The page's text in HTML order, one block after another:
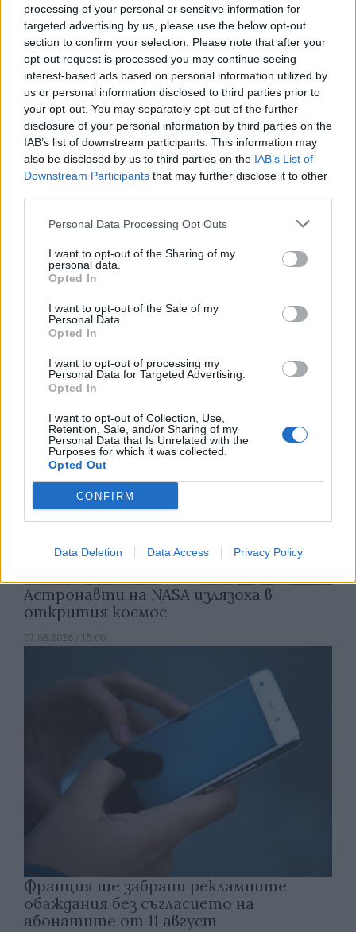
processing of your personal or sensitive information for
targeted advertising by us, please use the below opt-out
section to confirm your selection. Please note that after your
opt-out request is processed you may continue seeing
interest-based ads based on personal information utilized by
us or personal information disclosed to third parties prior to
your opt-out. You may separately opt-out of the further
disclosure of your personal information by third parties on the
IAB’s list of downstream participants. This information may
also be disclosed by us to third parties on the IAB’s List of
Downstream Participants that may further disclose it to other
Personal Data Processing Opt Outs
I want to opt-out of the Sharing of my
personal data.
Opted In
I want to opt-out of the Sale of my
Personal Data.
Opted In
I want to opt-out of processing my
Personal Data for Targeted Advertising.
Opted In
I want to opt-out of Collection, Use,
Retention, Sale, and/or Sharing of my
Personal Data that Is Unrelated with the
Purposes for which it was collected.
Opted Out
CONFIRM
Data Deletion Data Access Privacy Policy
откриха под кафене за сладолед в
Полша
07.08.2026 / 16:00
Изкуствен интелект за първи път
създаде нови жизнеспособни вируси
Астронавти на NASA излязоха в
открития космос
07.08.2026 / 15:00
Франция ще забрани рекламните
обаждания без съгласието на
абонатите от 11 август